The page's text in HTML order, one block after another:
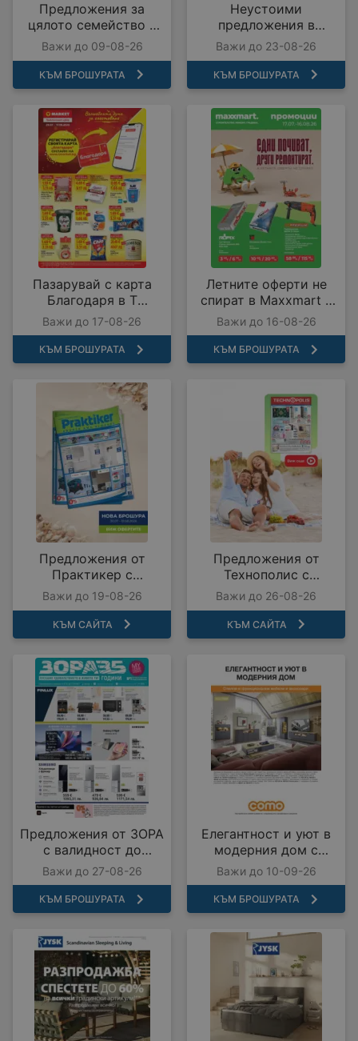
Предложения за
цялото семейство в
Kaufland с валидност
до 09.08.2026
Важи до 09-08-26
КЪМ БРОШУРАТА
Неустоими
предложения в
PRAKTIS с валидност
до 23.08.2026
Важи до 23-08-26
КЪМ БРОШУРАТА
Пазарувай с карта
Благодаря в T
MARKET с
предложения с
валидност до
17.08.2026
Важи до 17-08-26
КЪМ БРОШУРАТА
Летните оферти не
спират в Maxxmart с
валидност до
16.08.2026
Важи до 16-08-26
КЪМ БРОШУРАТА
Предложения от
Практикер с
валидност до
19.08.2026
Важи до 19-08-26
КЪМ САЙТА
Предложения от
Технополис с
валидност до
26.08.2026
Важи до 26-08-26
КЪМ САЙТА
Предложения от ЗОРА
с валидност до
27.08.2026
Важи до 27-08-26
КЪМ БРОШУРАТА
Елегантност и уют в
модерния дом с
COMO с валидност до
10.09.2026
Важи до 10-09-26
КЪМ БРОШУРАТА